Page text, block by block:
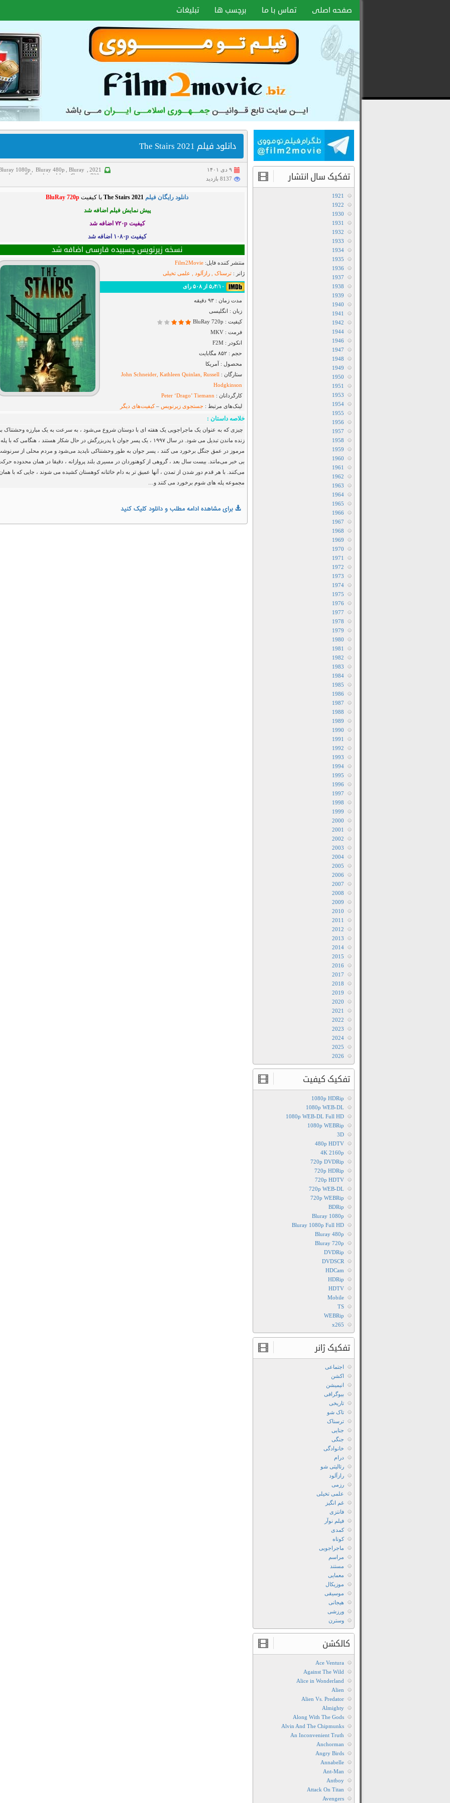
سریال
صفحه اصلی تماس با ما برچسب ها تبلیغات
دانلود فیلم The Stairs 2021
۹ دی ۱۴۰۱ 2021
1080p Bluray 480p
Bluray
720p
ترسناک دانلود فیلم رازآلود
علمی
8137 بازدید
دانلود رایگان فیلم The Stairs 2021با کیفیت BluRay 720p
پیش نمایش فیلم اضافه شد
کیفیت ۷۲۰p
اضافه شد
کیفیت ۱۰۸۰p اضافه شد
نسخه زیرنویس چسبیده فارسی اضافه شد
منتشر کننده فایل: Film2Movie
ژانر : ترسناک , رازآلود , علمی تخیلی
مدت زمان : ۹۳ دقیقه
زبان : انگلیسی
کیفیت : BluRay 720p
فرمت : MKV
انکودر : F2M
حجم : ۸۵۲ مگابایت
محصول : آمریکا
ستارگان : John Schneider, Kathleen Quinlan, Russell
Hodgkinson
کارگردانان : Peter ‘Drago’ Tiemann
لینک‌های مرتبط : جستجوی زیرنویس –کیفیت‌های دیگر
خلاصه داستان :
چیزی که به عنوان یک ماجراجویی یک هفته ای با دوستان شروع می‌شود ، به سرعت به یک مبارزه وحشتناک
زنده ماندن تبدیل می شود. در سال ۱۹۹۷ ، یک پسر جوان با پدربزرگش در حال شکار هستند ، هنگامی که با
مرموز در عمق جنگل برخورد می کنند ، پسر جوان به طور وحشتناکی ناپدید می‌شود و مردم محلی از
بی خبر می‌مانند. بیست سال بعد ، گروهی از کوهنوردان در مسیری بلند پروازانه ، دقیقا در همان محدوده
می‌کنند. با هر قدم دور شدن از تمدن ، آنها عمیق تر به دام خائنانه کوهستان کشیده می شوند ، جایی که با
مجموعه پله های شوم برخورد می کنند و…
برای مشاهده ادامه مطلب و دانلود کلیک کنید
تفکیک سال انتشار
1921
1922
1930
1931
1932
1933
1934
1935
1936
1937
1938
1939
1940
1941
1942
1944
1946
1947
1948
1949
1950
1951
1953
1954
1955
1956
1957
1958
1959
1960
1961
1962
1963
1964
1965
1966
1967
1968
1969
1970
1971
1972
1973
1974
1975
1976
1977
1978
1979
1980
1981
1982
1983
1984
1985
1986
1987
1988
1989
1990
1991
1992
1993
1994
1995
1996
1997
1998
1999
2000
2001
2002
2003
2004
2005
2006
2007
2008
2009
2010
2011
2012
2013
2014
2015
2016
2017
2018
2019
2020
2021
2022
2023
2024
2025
2026
تفکیک کیفیت
1080p HDRip
1080p WEB-DL
1080p WEB-DL Full HD
1080p WEBRip
3D
480p HDTV
4K 2160p
720p DVDRip
720p HDRip
720p HDTV
720p WEB-DL
720p WEBRip
BDRip
Bluray 1080p
Bluray 1080p Full HD
Bluray 480p
Bluray 720p
DVDRip
DVDSCR
HDCam
HDRip
HDTV
Mobile
TS
WEBRip
x265
تفکیک ژانر
اجتماعی
اکشن
انیمیشن
بیوگرافی
تاریخی
تاک شو
ترسناک
جنایی
جنگی
خانوادگی
درام
رئالیتی شو
رازآلود
رزمی
علمی تخیلی
غم انگیز
فانتزی
فیلم نوآر
کمدی
کوتاه
ماجراجویی
مراسم
مستند
معمایی
موزیکال
موسیقی
هیجانی
ورزشی
وسترن
کالکشن
Ace Ventura
Against The Wild
Alice in Wonderland
Alien
Alien Vs. Predator
Almighty
Along With The Gods
Alvin And The Chipmunks
An Inconvenient Truth
Anchorman
Angry Birds
Annabelle
Ant-Man
Antboy
Attack On Titan
Avengers